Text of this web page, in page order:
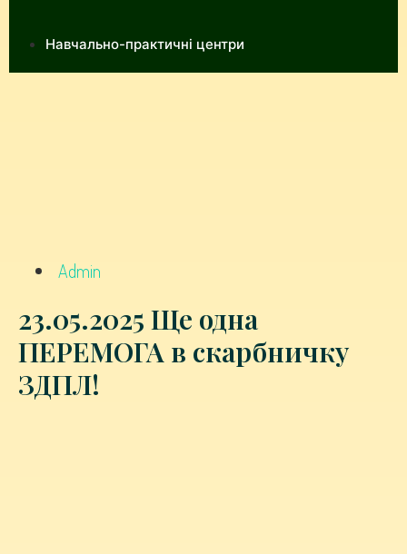
Навчально-практичні центри
Admin
23.05.2025 Ще одна
ПЕРЕМОГА в скарбничку
ЗДПЛ!